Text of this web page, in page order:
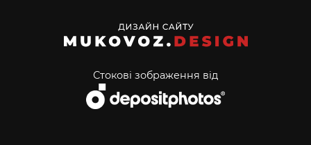
Стокові зображення від